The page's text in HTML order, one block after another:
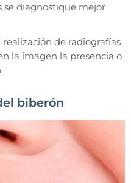
se diagnostique mejor
de radiografías
la imagen la presencia o
biberón